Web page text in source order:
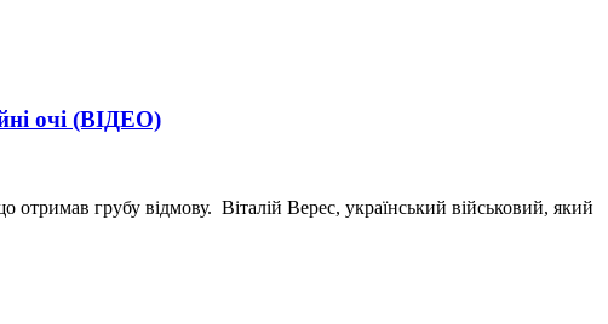
очі (ВІДЕО)
грубу відмову. Віталій Верес, український військовий, який